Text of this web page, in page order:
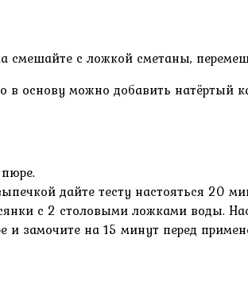
смешайте с ложкой сметаны,
в основу можно добавить
дайте тесту настояться 20
с 2 столовыми ложками воды.
и замочите на 15 минут перед